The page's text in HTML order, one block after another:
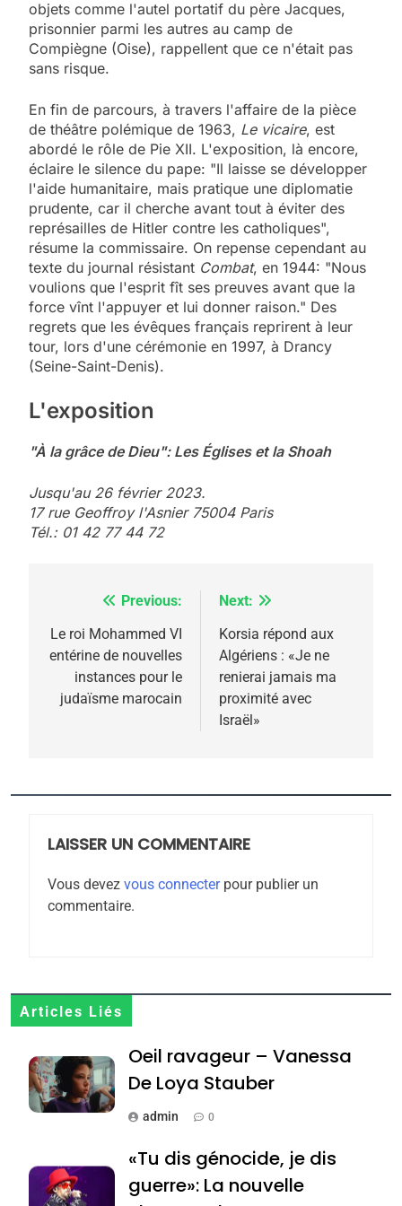
objets comme l'autel portatif du père Jacques,
prisonnier parmi les autres au camp de
Compiègne (Oise), rappellent que ce n'était pas
sans risque.
En fin de parcours, à travers l'affaire de la pièce
de théâtre polémique de 1963, Le vicaire, est
abordé le rôle de Pie XII. L'exposition, là encore,
éclaire le silence du pape: "Il laisse se développer
l'aide humanitaire, mais pratique une diplomatie
prudente, car il cherche avant tout à éviter des
représailles de Hitler contre les catholiques",
résume la commissaire. On repense cependant au
texte du journal résistant Combat, en 1944: "Nous
voulions que l'esprit fît ses preuves avant que la
force vînt l'appuyer et lui donner raison." Des
regrets que les évêques français reprirent à leur
tour, lors d'une cérémonie en 1997, à Drancy
(Seine-Saint-Denis).
L'exposition
"À la grâce de Dieu": Les Églises et la Shoah
Jusqu'au 26 février 2023.
17 rue Geoffroy l'Asnier 75004 Paris
Tél.: 01 42 77 44 72
Navigation
de
l’article
Previous:
Le roi Mohammed VI
entérine de nouvelles
instances pour le
judaïsme marocain
Next:
Korsia répond aux
Algériens : «Je ne
renierai jamais ma
proximité avec
Israël»
LAISSER UN COMMENTAIRE
Vous devez vous connecterpour publier un
commentaire.
Articles Liés
Oeil ravageur – Vanessa
De Loya Stauber
admin 0
«Tu dis génocide, je dis
guerre»: La nouvelle
2025, l’année la plus
rapport d’ADL contre
FRANCE ISRAÉL
6
Zrihen-Dvir
7
Jacques Hadida
JUDAISME
Maroc : Les amandes de
Tafraout, le miel de Tadla
Azilal consacrés produits